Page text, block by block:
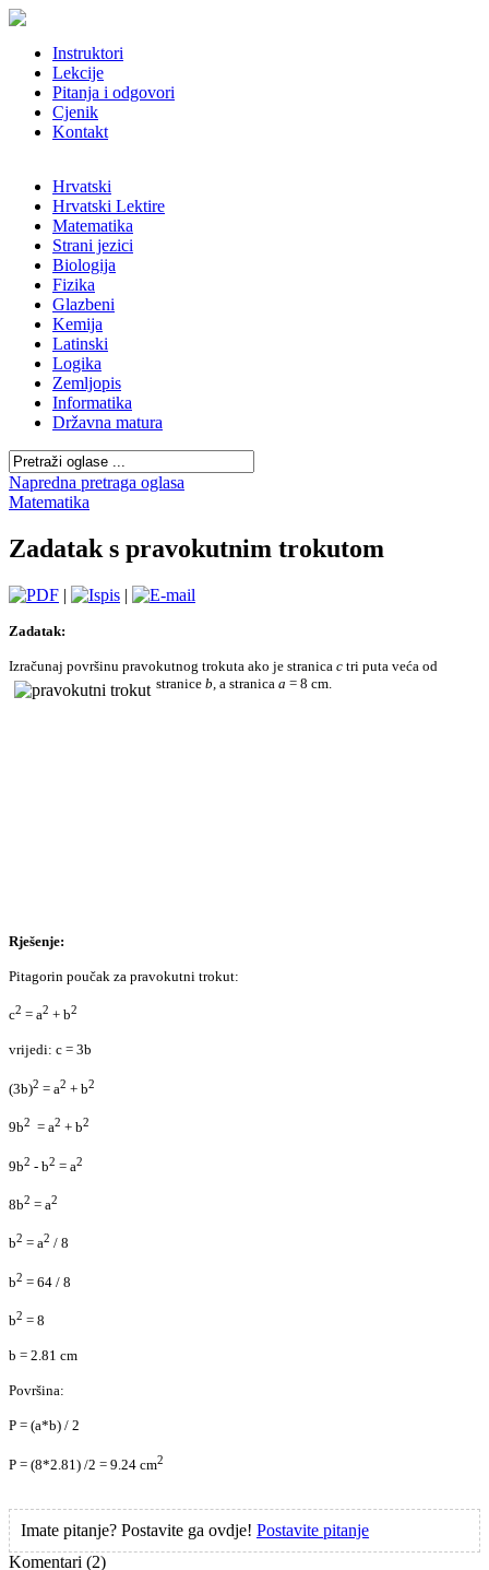
Instruktori
Lekcije
Pitanja i odgovori
Cjenik
Kontakt
Hrvatski
Hrvatski Lektire
Matematika
Strani jezici
Biologija
Fizika
Glazbeni
Kemija
Latinski
Logika
Zemljopis
Informatika
Državna matura
Napredna pretraga oglasa
Matematika
Zadatak s pravokutnim trokutom
| |
Zadatak:
Izračunaj površinu pravokutnog trokuta ako je stranica c tri puta veća od
stranice b, a stranica a = 8 cm.
Rješenje:
Pitagorin poučak za pravokutni trokut:
c2 = a2 + b2
vrijedi: c = 3b
(3b)2 = a2 + b2
9b2 = a2 + b2
9b2 - b2 = a2
8b2 = a2
b2 = a2 / 8
b2 = 64 / 8
b2 = 8
b = 2.81 cm
Površina:
P = (a*b) / 2
P = (8*2.81) /2 = 9.24 cm2
Imate pitanje? Postavite ga ovdje! Postavite pitanje
Komentari (2)